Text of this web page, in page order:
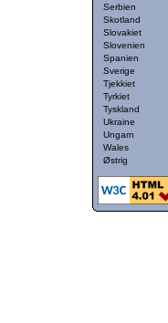
Serbien
Skotland
Slovakiet
Slovenien
Spanien
Sverige
Tjekkiet
Tyrkiet
Tyskland
Ukraine
Ungarn
Wales
Østrig